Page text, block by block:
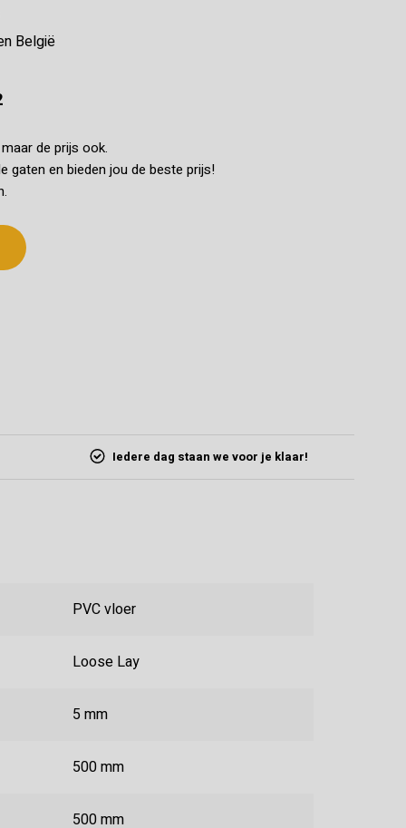
België
de prijs ook.
gaten en bieden jou de beste prijs!
Iedere dag staan we voor je klaar!
PVC vloer
Loose Lay
5 mm
500 mm
500 mm